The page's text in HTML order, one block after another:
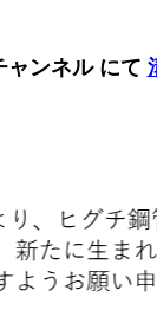
ャンネル にて